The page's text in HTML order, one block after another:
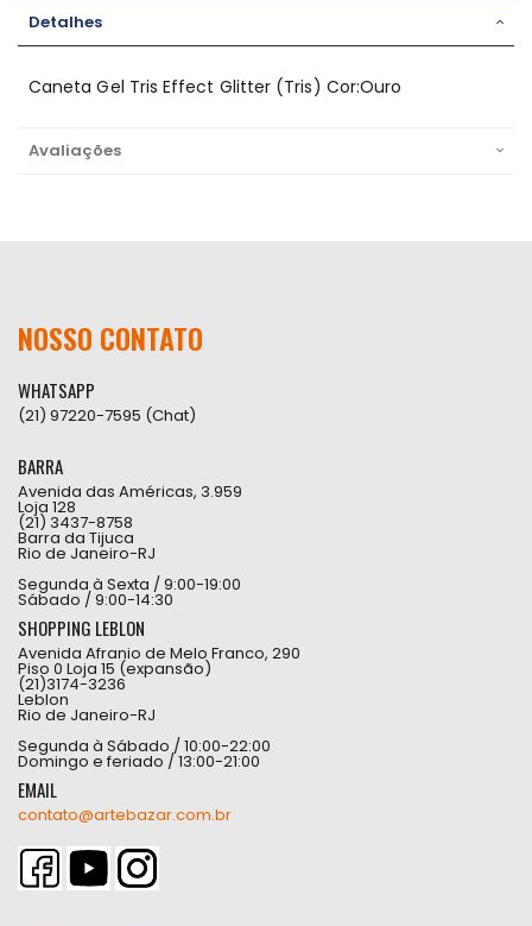
Detalhes
Caneta Gel Tris Effect Glitter (Tris) Cor:Ouro
Avaliações
NOSSO CONTATO
WHATSAPP
(21) 97220-7595 (Chat)
BARRA
Avenida das Américas, 3.959
Loja 128
(21) 3437-8758
Barra da Tijuca
Rio de Janeiro-RJ
Segunda à Sexta / 9:00-19:00
Sábado / 9:00-14:30
SHOPPING LEBLON
Avenida Afranio de Melo Franco, 290
Piso 0 Loja 15 (expansão)
(21)3174-3236
Leblon
Rio de Janeiro-RJ
Segunda à Sábado / 10:00-22:00
Domingo e feriado / 13:00-21:00
EMAIL
contato@artebazar.com.br